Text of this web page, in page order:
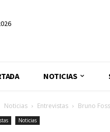
NOTICIAS
Noticias Entrevistas Bruno
Noticias